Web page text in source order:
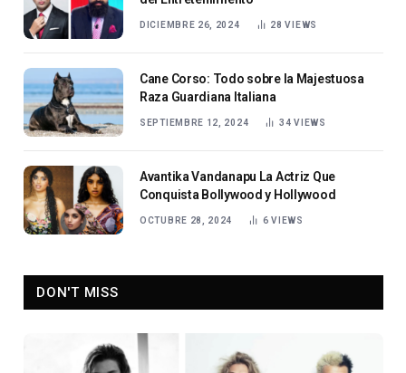
DICIEMBRE 26, 2024 28VIEWS
Cane Corso: Todo sobre la Majestuosa
Raza Guardiana Italiana
SEPTIEMBRE 12, 2024 34VIEWS
Avantika Vandanapu La Actriz Que
Conquista Bollywood y Hollywood
OCTUBRE 28, 2024 6VIEWS
DON'T MISS